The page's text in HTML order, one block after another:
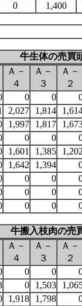
0 1,400
牛生体の売買
Ａ－
４
Ａ－
３
Ａ－
２
0 0
2,027 1,814
1,997 1,817
0 0
1,601 1,385 1,202
1,642 1,394
0 0
0 0
0 0
牛搬入枝肉の売
Ａ－
４
Ａ－
３
Ａ－
２
0 0
0 1,503
1,918 1,798